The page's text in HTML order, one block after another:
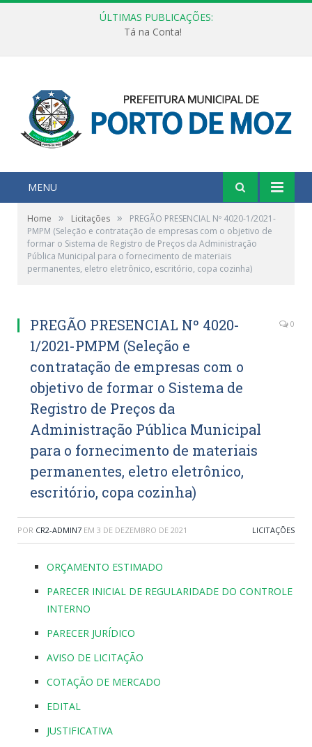
ÚLTIMAS PUBLICAÇÕES:
Tá na Conta!
MENU
Home » Licitações »
PREGÃO PRESENCIAL Nº 4020-1/2021-
PMPM (Seleção e contratação de empresas com o objetivo de
formar o Sistema de Registro de Preços da Administração
Pública Municipal para o fornecimento de materiais
permanentes, eletro eletrônico, escritório, copa cozinha)
PREGÃO PRESENCIAL Nº 4020-
1/2021-PMPM (Seleção e
contratação de empresas com o
objetivo de formar o Sistema de
Registro de Preços da
Administração Pública Municipal
para o fornecimento de materiais
permanentes, eletro eletrônico,
escritório, copa cozinha)
0
POR CR2-ADMIN7 EM 3 DE DEZEMBRO DE 2021 LICITAÇÕES
ORÇAMENTO ESTIMADO
PARECER INICIAL DE REGULARIDADE DO CONTROLE
INTERNO
PARECER JURÍDICO
AVISO DE LICITAÇÃO
COTAÇÃO DE MERCADO
EDITAL
JUSTIFICATIVA